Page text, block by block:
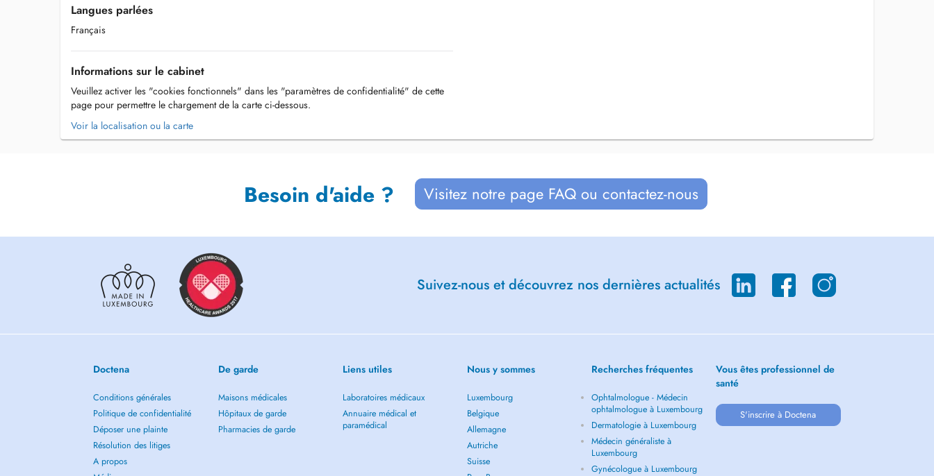
Langues parlées
Français
Informations sur le cabinet
Veuillez activer les "cookies fonctionnels" dans les "paramètres de confidentialité" de cette
page pour permettre le chargement de la carte ci-dessous.
Voir la localisation ou la carte
Besoin d'aide ? Visitez notre page FAQ ou contactez-nous
Suivez-nous et découvrez nos dernières actualités
Doctena
Conditions générales
Politique de confidentialité
Déposer une plainte
Résolution des litiges
A propos
De garde
Maisons médicales
Hôpitaux de garde
Pharmacies de garde
Liens utiles
Laboratoires médicaux
Annuaire médical et
paramédical
Nous y sommes
Luxembourg
Belgique
Allemagne
Autriche
Suisse
Recherches fréquentes
Ophtalmologue - Médecin
ophtalmologue à Luxembourg
Dermatologie à Luxembourg
Médecin généraliste à
Luxembourg
Gynécologue à Luxembourg
Vous êtes professionnel de
santé
S'inscrire à Doctena